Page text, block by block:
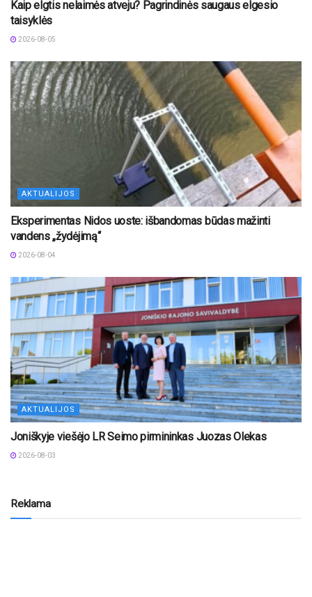
Kaip elgtis nelaimės atveju? Pagrindinės saugaus elgesio
taisyklės
2026-08-05
AKTUALIJOS
Eksperimentas Nidos uoste: išbandomas būdas mažinti
vandens „žydėjimą“
2026-08-04
AKTUALIJOS
Joniškyje viešėjo LR Seimo pirmininkas Juozas Olekas
2026-08-03
Reklama